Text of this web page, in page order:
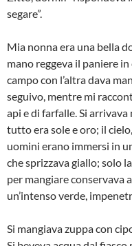
segare”.
Mia nonna era una bella
mano reggeva il paniere
campo con l’altra dava
seguivo, mentre mi
api e di farfalle. Si arrivava
tutto era sole e oro; il
uomini erano immersi in
che sprizzava giallo; solo
per mangiare conserva­va
un’intenso verde,
Si mangiava zuppa con